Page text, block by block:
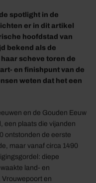
spotlight in de
er in dit artikel
hoofdstad van
bekend als de
scheve toren de
en finishpunt van de
weten dat het een
en de Gouden Eeuw
een plaats die vijanden
ontstonden de eerste
maar vanaf circa 1490
diepe
land- en
en